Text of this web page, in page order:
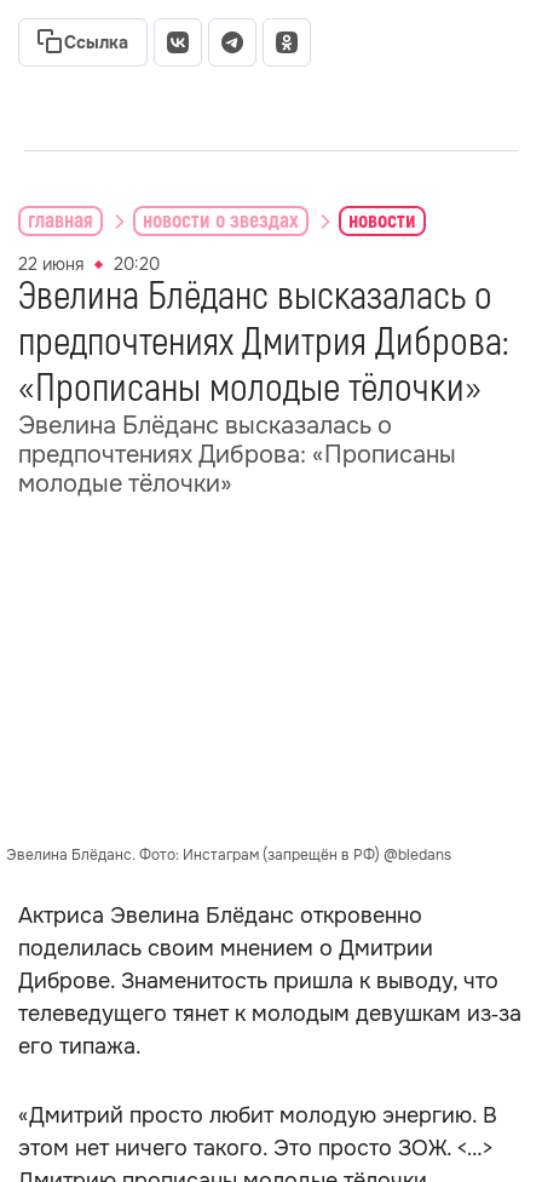
Ссылка
главная новости о звездах новости
22 июня 20:20
Эвелина Блёданс высказалась о
предпочтениях Дмитрия Диброва:
«Прописаны молодые тёлочки»
Эвелина Блёданс высказалась о
предпочтениях Диброва: «Прописаны
молодые тёлочки»
Эвелина Блёданс. Фото: Инстаграм (запрещён в РФ) @bledans
Актриса Эвелина Блёданс откровенно
поделилась своим мнением о Дмитрии
Диброве. Знаменитость пришла к выводу, что
телеведущего тянет к молодым девушкам из‑за
его типажа.
«Дмитрий просто любит молодую энергию. В
этом нет ничего такого. Это просто ЗОЖ. <…>